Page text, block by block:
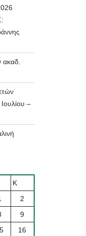
–
Κ
2
9
16